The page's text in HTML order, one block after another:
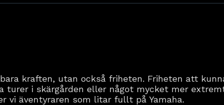
kraften, utan också friheten. Friheten att
turer i skärgården eller något mycket mer
vi äventyraren som litar fullt på Yamaha.